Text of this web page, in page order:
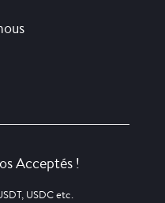
Acceptés !
USDC etc.